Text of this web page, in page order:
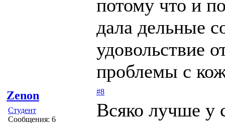
потому что и
дала дельные
удовольствие
проблемы с
Zenon
Студент
Сообщения: 6
#8
Всяко лучше у